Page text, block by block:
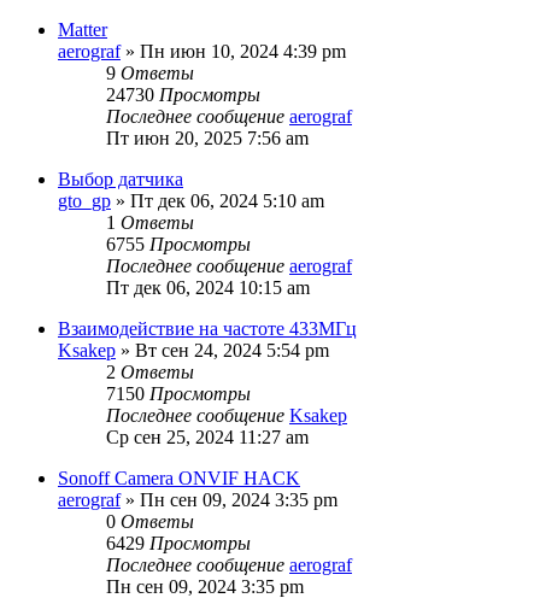
Matter
aerograf» Пн июн 10, 2024 4:39 pm
9 Ответы
24730 Просмотры
Последнее сообщение aerograf
Пт июн 20, 2025 7:56 am
Выбор датчика
gto_gp » Пт дек 06, 2024 5:10 am
1 Ответы
6755 Просмотры
Последнее сообщение aerograf
Пт дек 06, 2024 10:15 am
Взаимодействие на частоте 433МГц
Ksakep » Вт сен 24, 2024 5:54 pm
2 Ответы
7150 Просмотры
Последнее сообщение Ksakep
Ср сен 25, 2024 11:27 am
Sonoff Camera ONVIF HACK
aerograf» Пн сен 09, 2024 3:35 pm
0 Ответы
6429 Просмотры
Последнее сообщение aerograf
Пн сен 09, 2024 3:35 pm